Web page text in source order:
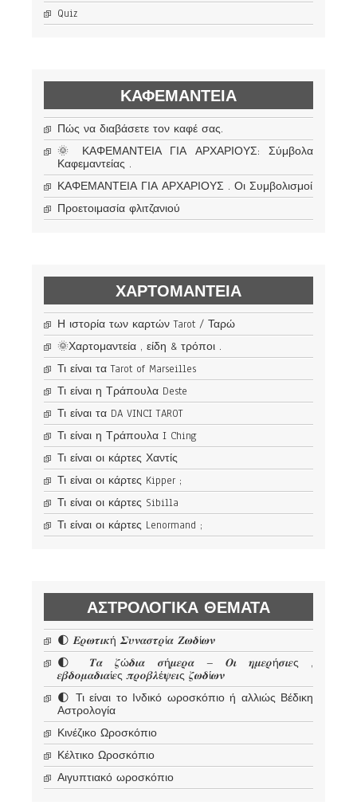
Quiz
ΚΑΦΕΜΑΝΤΕΊΑ
Πώς να διαβάσετε τον καφέ σας.
🌞 ΚΑΦΕΜΑΝΤΕΙΑ ΓΙΑ ΑΡΧΑΡΙΟΥΣ: Σύμβολα
Καφεμαντείας .
ΚΑΦΕΜΑΝΤΕΙΑ ΓΙΑ ΑΡΧΑΡΙΟΥΣ . Οι Συμβολισμοί
Προετοιμασία φλιτζανιού
ΧΑΡΤΟΜΑΝΤΕΊΑ
Η ιστορία των καρτών Tarot / Ταρώ
🌞Χαρτομαντεία , είδη & τρόποι .
Τι είναι τα Tarot of Marseilles
Τι είναι η Τράπουλα Deste
Τι είναι τα DA VINCI TAROT
Τι είναι η Τράπουλα I Ching
Τι είναι οι κάρτες Χαντίς
Τι είναι οι κάρτες Kipper ;
Τι είναι οι κάρτες Sibilla
Τι είναι οι κάρτες Lenormand ;
ΑΣΤΡΟΛΟΓΙΚΆ ΘΈΜΑΤΑ
🌓 𝜠𝝆𝝎𝝉𝜾𝜿ή 𝜮𝝊𝝂𝜶𝝈𝝉𝝆ί𝜶 𝜡𝝎𝜹ί𝝎𝝂
🌓 𝜯𝜶 𝜻ώ𝜹𝜾𝜶 𝝈ή𝝁𝜺𝝆𝜶 – 𝜪𝜾 𝜼𝝁𝜺𝝆ή𝝈𝜾𝜺ς ,
𝜺𝜷𝜹𝝄𝝁𝜶𝜹𝜾𝜶ί𝜺ς 𝝅𝝆𝝄𝜷𝝀έ𝝍𝜺𝜾ς 𝜻𝝎𝜹ί𝝎𝝂
🌓 Τι είναι το Ινδικό ωροσκόπιο ή αλλιώς Βέδικη
Αστρολογία
Κινέζικο Ωροσκόπιο
Κέλτικο Ωροσκόπιο
Αιγυπτιακό ωροσκόπιο